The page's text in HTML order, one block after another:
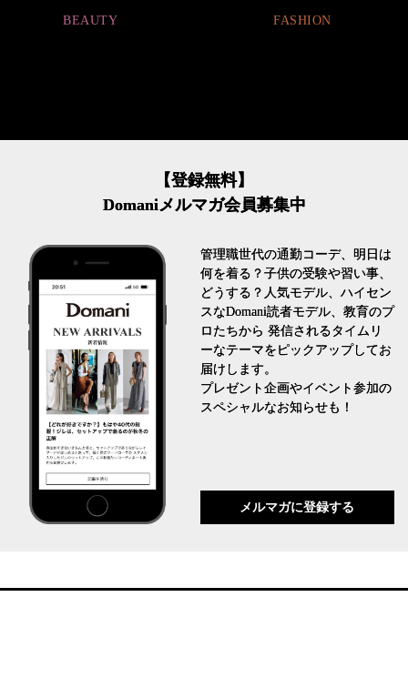
FASHION
【登録無料】
Domaniメルマガ会員募集中
管理職世代の通勤コーデ、明日は
何を着る？子供の受験や習い事、
どうする？人気モデル、ハイセン
スなDomani読者モデル、教育のプ
ロたちから 発信されるタイムリ
ーなテーマをピックアップしてお
届けします。
プレゼント企画やイベント参加の
スペシャルなお知らせも！
メルマガに登録する